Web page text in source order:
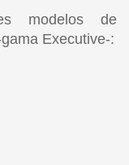
modelos de
Executive-: